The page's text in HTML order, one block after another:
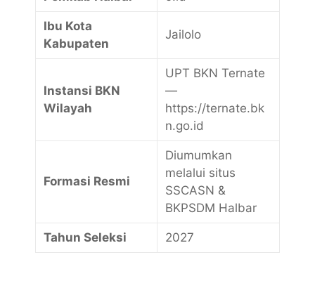
Ibu Kota
Kabupaten
Jailolo
Instansi BKN
Wilayah
UPT BKN Ternate
—
https://ternate.bk
n.go.id
Formasi Resmi
Diumumkan
melalui situs
SSCASN &
BKPSDM Halbar
Tahun Seleksi 2027